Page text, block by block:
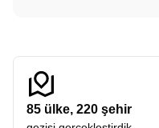
85 ülke, 220 şehir